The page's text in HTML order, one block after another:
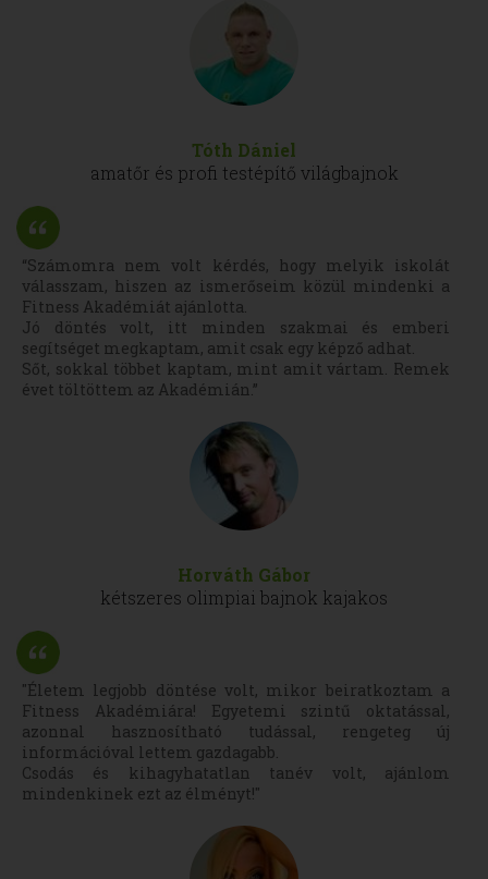
Tóth Dániel
amatőr és profi testépítő világbajnok
“Számomra nem volt kérdés, hogy melyik iskolát
válasszam, hiszen az ismerőseim közül mindenki a
Fitness Akadémiát ajánlotta.
Jó döntés volt, itt minden szakmai és emberi
segítséget megkaptam, amit csak egy képző adhat.
Sőt, sokkal többet kaptam, mint amit vártam. Remek
évet töltöttem az Akadémián.”
Horváth Gábor
kétszeres olimpiai bajnok kajakos
"Életem legjobb döntése volt, mikor beiratkoztam a
Fitness Akadémiára! Egyetemi szintű oktatással,
azonnal hasznosítható tudással, rengeteg új
információval lettem gazdagabb.
Csodás és kihagyhatatlan tanév volt, ajánlom
mindenkinek ezt az élményt!"